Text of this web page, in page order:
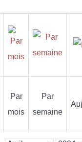
Par
mois
Par
semaine